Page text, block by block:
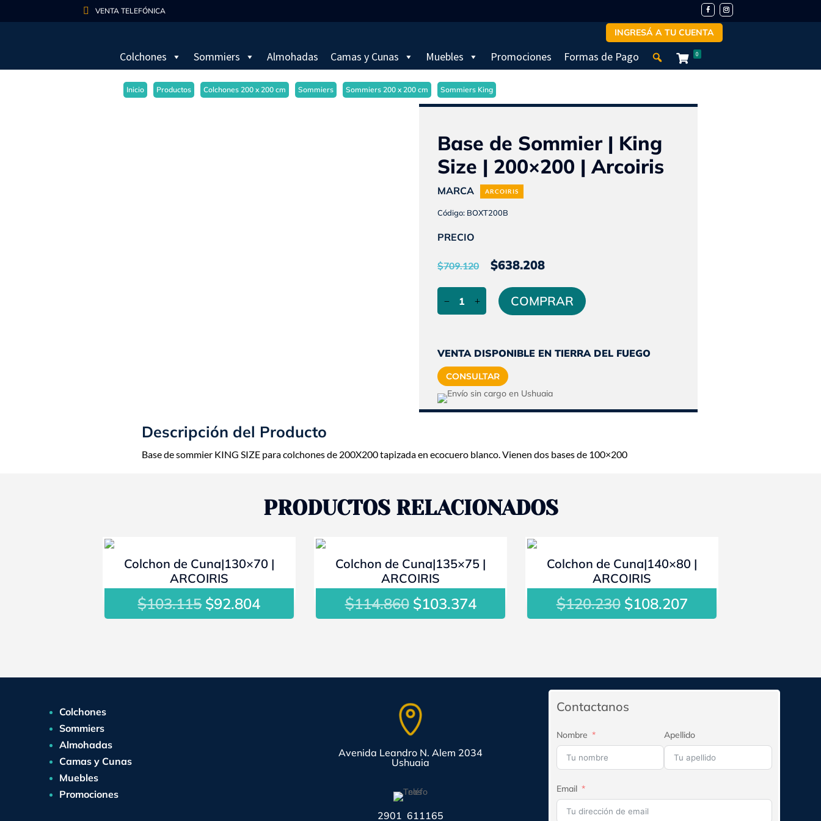
 VENTA TELEFÓNICA
INGRESÁ A TU CUENTA
Colchones Sommiers Almohadas Camas y Cunas Muebles Promociones Formas de Pago 0
Inicio Productos Colchones 200 x 200 cm Sommiers Sommiers 200 x 200 cm Sommiers King
Base de Sommier | King
Size | 200×200 | Arcoiris
MARCA ARCOIRIS
Código: BOXT200B
PRECIO
$709.120
El
precio
original
era:
$638.208El
precio
actual
es:
Base
King
|
200x200
|
COMPRAR
VENTA DISPONIBLE EN TIERRA DEL FUEGO
CONSULTAR
Descripción del Producto
Base de sommier KING SIZE para colchones de 200X200 tapizada en ecocuero blanco. Vienen dos bases de 100×200
PRODUCTOS RELACIONADOS
Colchon de Cuna|130×70 |
ARCOIRIS
$103.115 El
precio
$92.804El
precio
Colchon de Cuna|135×75 |
ARCOIRIS
$114.860 El
precio
$103.374El
precio
Colchon de Cuna|140×80 |
ARCOIRIS
$120.230 El
precio
$108.207El
precio
Colchones
Sommiers
Almohadas
Camas y Cunas
Muebles
Promociones
Avenida Leandro N. Alem 2034
Ushuaia
2901 611165
Contactanos
Nombre Apellido
Email